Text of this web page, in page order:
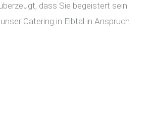
dass Sie begeistert sein
Catering in Elbtal in Anspruch